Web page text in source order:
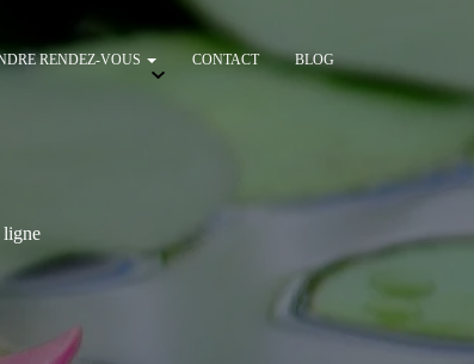
RENDEZ-VOUS CONTACT BLOG
ligne